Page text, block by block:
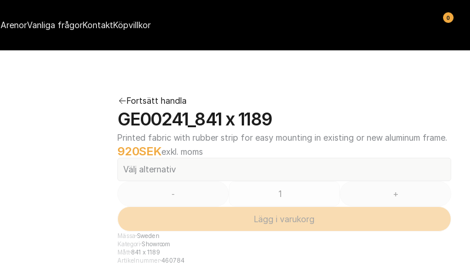
Fortsätt handla
GE00241_841 x 1189
Printed fabric with rubber strip for easy mounting in existing or new aluminum frame.
920SEKexkl. moms
Välj alternativ
- +
Lägg i varukorg
Mässa Sweden
Kategori Showroom
Mått841 x 1189
Artikelnummer460784
ArenorVanliga frågorKontaktKöpvillkor
0